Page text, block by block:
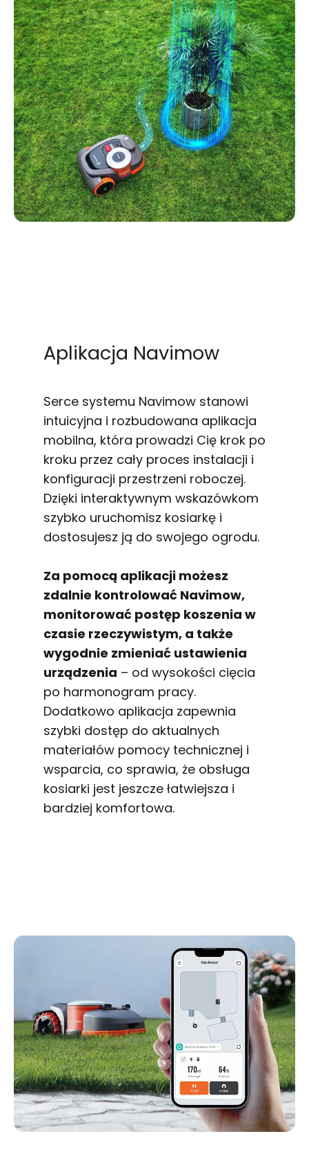
Aplikacja Navimow
Serce systemu Navimow stanowi
intuicyjna i rozbudowana aplikacja
mobilna, która prowadzi Cię krok po
kroku przez cały proces instalacji i
konfiguracji przestrzeni roboczej.
Dzięki interaktywnym wskazówkom
szybko uruchomisz kosiarkę i
dostosujesz ją do swojego ogrodu.
Za pomocą aplikacji możesz
zdalnie kontrolować Navimow,
monitorować postęp koszenia w
czasie rzeczywistym, a także
wygodnie zmieniać ustawienia
urządzenia – od wysokości cięcia
po harmonogram pracy.
Dodatkowo aplikacja zapewnia
szybki dostęp do aktualnych
materiałów pomocy technicznej i
wsparcia, co sprawia, że obsługa
kosiarki jest jeszcze łatwiejsza i
bardziej komfortowa.